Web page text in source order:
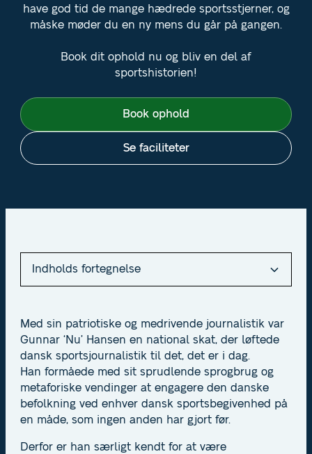
have god tid de mange hædrede sportsstjerner, og
måske møder du en ny mens du går på gangen.
Book dit ophold nu og bliv en del af
sportshistorien!
Book ophold
Se faciliteter
Indholds fortegnelse
Heading 3
Heading 4
Heading 5
Heading 6
Med sin patriotiske og medrivende journalistik var
Gunnar ‘Nu’ Hansen en national skat, der løftede
dansk sportsjournalistik til det, det er i dag.
Han formåede med sit sprudlende sprogbrug og
metaforiske vendinger at engagere den danske
befolkning ved enhver dansk sportsbegivenhed på
en måde, som ingen anden har gjort før.
Derfor er han særligt kendt for at være